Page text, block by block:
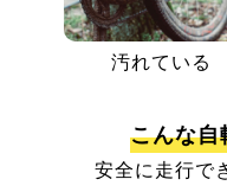
汚れている
こんな自
安全に走行で